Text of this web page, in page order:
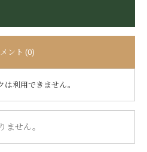
ント (0)
は利用できません。
ません。